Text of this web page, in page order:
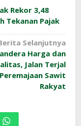
Rekor 3,48
Tekanan Pajak
Selanjutnya
Harga dan
Jalan Terjal
Peremajaan Sawit
Rakyat